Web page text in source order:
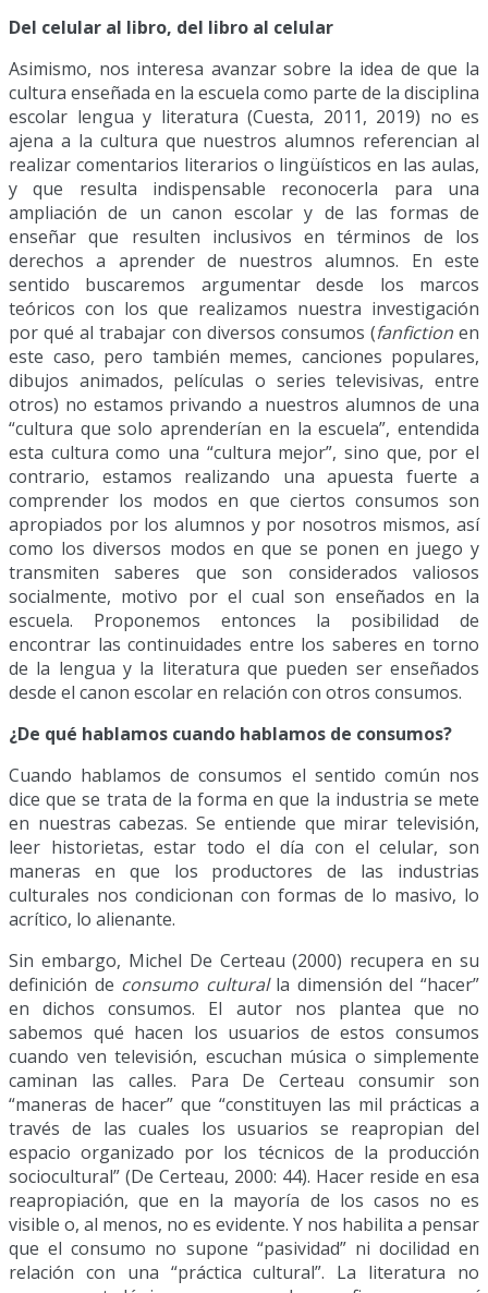
Del celular al libro, del libro al celular
Asimismo, nos interesa avanzar sobre la idea de que la
cultura enseñada en la escuela como parte de la disciplina
escolar lengua y literatura (Cuesta, 2011, 2019) no es
ajena a la cultura que nuestros alumnos referencian al
realizar comentarios literarios o lingüísticos en las aulas,
y que resulta indispensable reconocerla para una
ampliación de un canon escolar y de las formas de
enseñar que resulten inclusivos en términos de los
derechos a aprender de nuestros alumnos. En este
sentido buscaremos argumentar desde los marcos
teóricos con los que realizamos nuestra investigación
por qué al trabajar con diversos consumos (fanfictionen
este caso, pero también memes, canciones populares,
dibujos animados, películas o series televisivas, entre
otros) no estamos privando a nuestros alumnos de una
“cultura que solo aprenderían en la escuela”, entendida
esta cultura como una “cultura mejor”, sino que, por el
contrario, estamos realizando una apuesta fuerte a
comprender los modos en que ciertos consumos son
apropiados por los alumnos y por nosotros mismos, así
como los diversos modos en que se ponen en juego y
transmiten saberes que son considerados valiosos
socialmente, motivo por el cual son enseñados en la
escuela. Proponemos entonces la posibilidad de
encontrar las continuidades entre los saberes en torno
de la lengua y la literatura que pueden ser enseñados
desde el canon escolar en relación con otros consumos.
¿De qué hablamos cuando hablamos de consumos?
Cuando hablamos de consumos el sentido común nos
dice que se trata de la forma en que la industria se mete
en nuestras cabezas. Se entiende que mirar televisión,
leer historietas, estar todo el día con el celular, son
maneras en que los productores de las industrias
culturales nos condicionan con formas de lo masivo, lo
acrítico, lo alienante.
Sin embargo, Michel De Certeau (2000) recupera en su
definición de consumo culturalla dimensión del “hacer”
en dichos consumos. El autor nos plantea que no
sabemos qué hacen los usuarios de estos consumos
cuando ven televisión, escuchan música o simplemente
caminan las calles. Para De Certeau consumir son
“maneras de hacer” que “constituyen las mil prácticas a
través de las cuales los usuarios se reapropian del
espacio organizado por los técnicos de la producción
sociocultural” (De Certeau, 2000: 44). Hacer reside en esa
reapropiación, que en la mayoría de los casos no es
visible o, al menos, no es evidente. Y nos habilita a pensar
que el consumo no supone “pasividad” ni docilidad en
relación con una “práctica cultural”. La literatura no